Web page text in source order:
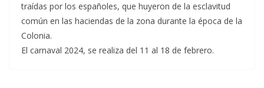
traídas por los españoles, que huyeron de la esclavitud
común en las haciendas de la zona durante la época de la
Colonia.
El carnaval 2024, se realiza del 11 al 18 de febrero.